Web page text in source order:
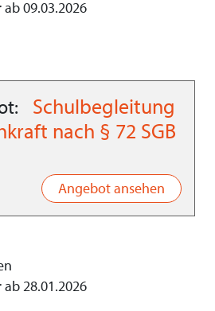
09.03.2026
Schulbegleitung
nach § 72 SGB
Angebot ansehen
28.01.2026